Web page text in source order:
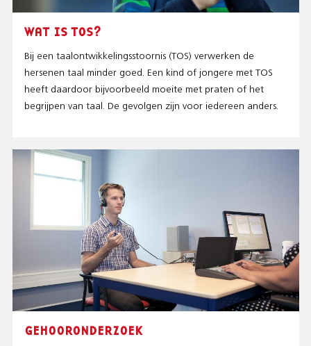
WAT IS TOS?
Bij een taalontwikkelingsstoornis (TOS) verwerken de
hersenen taal minder goed. Een kind of jongere met TOS
heeft daardoor bijvoorbeeld moeite met praten of het
begrijpen van taal. De gevolgen zijn voor iedereen anders.
GEHOORONDERZOEK